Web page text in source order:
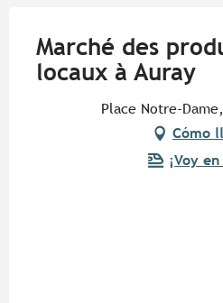
Marché des
locaux à Auray
Place Notre-
Cómo
¡Voy